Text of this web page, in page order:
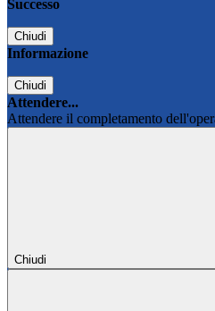
Successo
Chiudi
Informazione
Chiudi
Attendere...
Attendere il completamento
Chiudi